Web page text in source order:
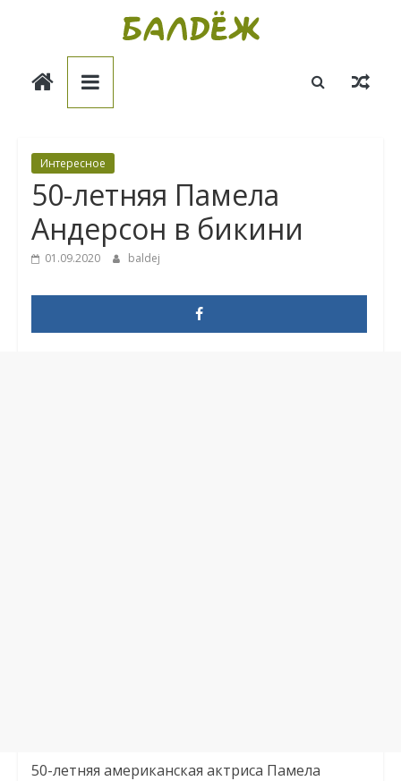
Балдёж
Интересное
50-летняя Памела
Андерсон в бикини
01.09.2020 baldej
50-летняя американская актриса Памела